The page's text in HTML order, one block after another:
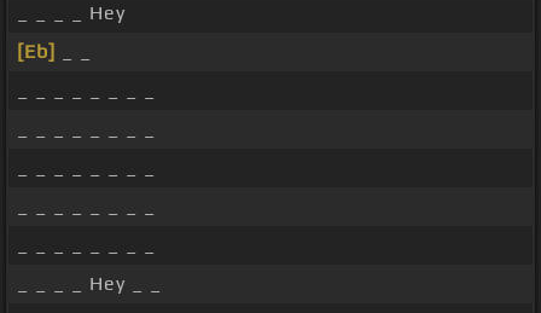
_ _ _ _ Hey
[Eb]
_ _ _ _ Hey _ _